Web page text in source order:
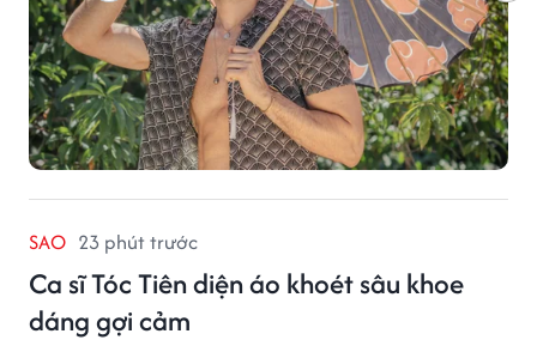
SAO 23 phút trước
Ca sĩ Tóc Tiên diện áo khoét sâu khoe
dáng gợi cảm